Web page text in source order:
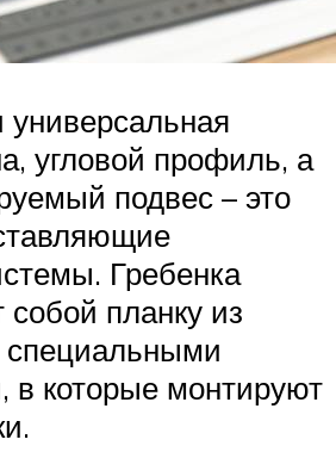
универсальная
угловой профиль, а
подвес – это
Гребенка
собой планку из
специальными
в которые монтируют